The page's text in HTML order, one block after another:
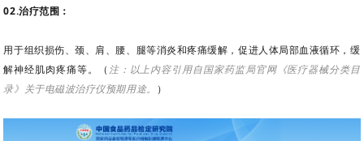
02.治疗范围：
用于组织损伤、颈、肩、腰、腿等消炎和疼痛缓解，促进人体局部血液循环，缓
解神经肌肉疼痛等。（ 注：以上内容引用自国家药监局官网《医疗器械分类目
录》关于电磁波治疗仪预期用途。 ）